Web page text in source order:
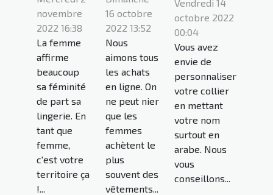
novembre
2022 16:38
La femme
affirme
beaucoup
sa féminité
de part sa
lingerie. En
tant que
femme,
c'est votre
territoire ça
!...
16 octobre
2022 13:52
Nous
aimons tous
les achats
en ligne. On
ne peut nier
que les
femmes
achètent le
plus
souvent des
vêtements...
Vendredi 14
octobre 2022
00:04
Vous avez
envie de
personnaliser
votre collier
en mettant
votre nom
surtout en
arabe. Nous
vous
conseillons...